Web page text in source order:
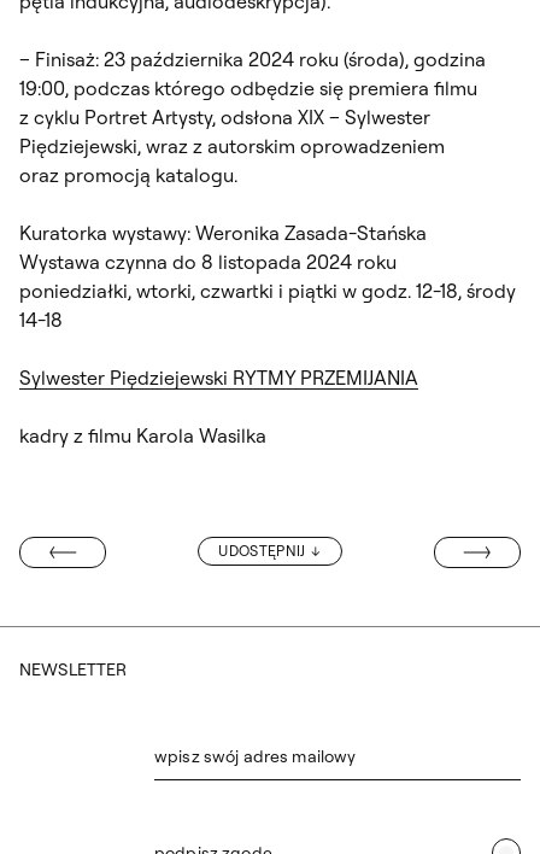
– Finisaż: 23 października 2024 roku (środa), godzina
19:00, podczas którego odbędzie się premiera filmu
z cyklu Portret Artysty, odsłona XIX – Sylwester
Piędziejewski, wraz z autorskim oprowadzeniem
oraz promocją katalogu.
Kuratorka wystawy: Weronika Zasada-Stańska
Wystawa czynna do 8 listopada 2024 roku
poniedziałki, wtorki, czwartki i piątki w godz. 12-18, środy
14-18
Sylwester Piędziejewski RYTMY PRZEMIJANIA
kadry z filmu Karola Wasilka
UDOSTĘPNIJ WYSTAWA
NEWSLETTER
wpisz swój adres mailowy